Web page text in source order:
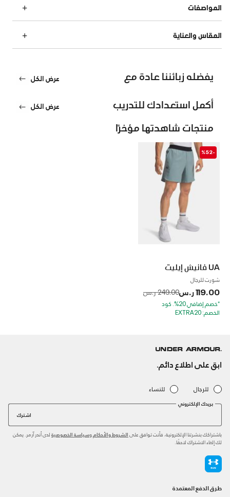
المواصفات
المقاس والعناية
يفضله زبائننا عادة مع عرض الكل
أكمل استعدادك للتدريب عرض الكل
منتجات شاهدتها مؤخرًا
-%52
UA فانيش إيليت
شورت للرجال
119.00 ر.س Price reduced from
249.00 ر.س to
*خصم إضافي 20%. كود
الخصم: EXTRA20
ابق على اطلاع دائم.
للرجال للنساء
بريدك الإلكتروني
اشترك
باشتراكك بنشرتنا الإلكترونية، فأنت توافق على الشروط والأحكام وسياسة الخصوصية لدى أندر آرمر. يمكن
لك إلغاء الاشتراك لاحقًا.
طرق الدفع المعتمدة